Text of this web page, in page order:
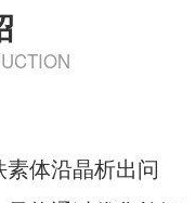
体沿晶析出问